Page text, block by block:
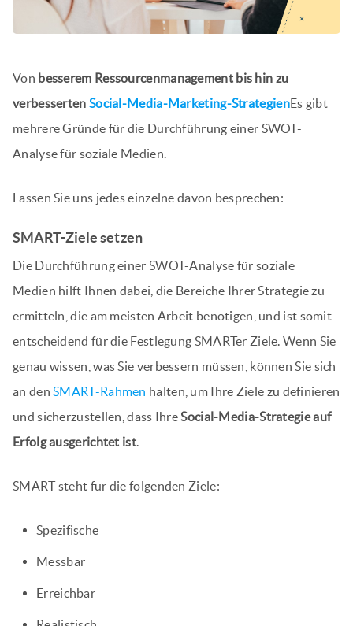
Von besserem Ressourcenmanagement bis hin zu
verbesserten Social-Media-Marketing-StrategienEs gibt
mehrere Gründe für die Durchführung einer SWOT-
Analyse für soziale Medien.
Lassen Sie uns jedes einzelne davon besprechen:
SMART-Ziele setzen
Die Durchführung einer SWOT-Analyse für soziale
Medien hilft Ihnen dabei, die Bereiche Ihrer Strategie zu
ermitteln, die am meisten Arbeit benötigen, und ist somit
entscheidend für die Festlegung SMARTer Ziele. Wenn Sie
genau wissen, was Sie verbessern müssen, können Sie sich
an denSMART-Rahmen halten, um Ihre Ziele zu definieren
und sicherzustellen, dass IhreSocial-Media-Strategie auf
Erfolg ausgerichtet ist.
SMART steht für die folgenden Ziele:
Spezifische
Messbar
Erreichbar